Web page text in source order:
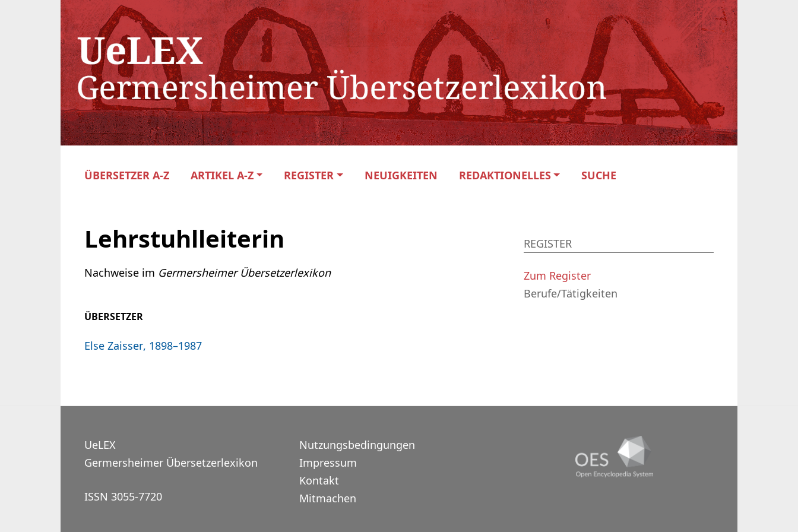
ÜBERSETZER A-Z ARTIKEL A-Z REGISTER NEUIGKEITEN REDAKTIONELLES SUCHE
Lehrstuhlleiterin
Nachweise im Germersheimer Übersetzerlexikon
ÜBERSETZER
Else Zaisser, 1898–1987
REGISTER
Zum Register
Berufe/Tätigkeiten
UeLEX
Germersheimer Übersetzerlexikon
ISSN 3055-7720
Nutzungsbedingungen
Impressum
Kontakt
Mitmachen